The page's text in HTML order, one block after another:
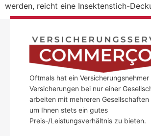
werden, reicht eine Insektenstich-
Oftmals hat ein
Versicherungen bei nur einer
arbeiten mit mehreren Gesellschaften
um Ihnen stets ein gutes
Preis-/Leistungsverhältnis zu bieten.